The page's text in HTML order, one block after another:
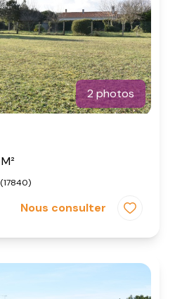
2 photos
Nous consulter